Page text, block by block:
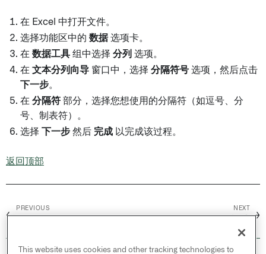
在 Excel 中打开文件。
选择功能区中的 数据选项卡。
在 数据工具 组中选择 分列 选项。
在 文本分列向导 窗口中，选择 分隔符号 选项，然后点击
下一步。
在 分隔符 部分，选择您想使用的分隔符（如逗号、分
号、制表符）。
选择
下一步 然后 完成 以完成该过程。
返回顶部
←
PREVIOUS NEXT
→
This website uses cookies and other tracking technologies to